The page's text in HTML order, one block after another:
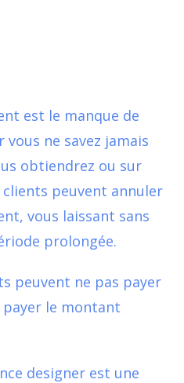
est le manque de
ne savez jamais
obtiendrez ou sur
peuvent annuler
vous laissant sans
prolongée.
peuvent ne pas payer
le montant
designer est une